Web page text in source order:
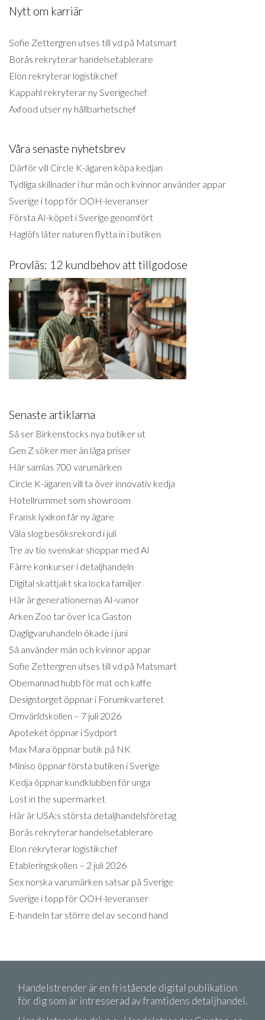
Nytt om karriär
Sofie Zettergren utses till vd på Matsmart
Borås rekryterar handelsetablerare
Elon rekryterar logistikchef
Kappahl rekryterar ny Sverigechef
Axfood utser ny hållbarhetschef
Våra senaste nyhetsbrev
Därför vill Circle K-ägaren köpa kedjan
Tydliga skillnader i hur män och kvinnor använder appar
Sverige i topp för OOH-leveranser
Första AI-köpet i Sverige genomfört
Haglöfs låter naturen flytta in i butiken
Provläs: 12 kundbehov att tillgodose
Senaste artiklarna
Så ser Birkenstocks nya butiker ut
Gen Z söker mer än låga priser
Här samlas 700 varumärken
Circle K-ägaren vill ta över innovativ kedja
Hotellrummet som showroom
Fransk lyxikon får ny ägare
Väla slog besöksrekord i juli
Tre av tio svenskar shoppar med AI
Färre konkurser i detaljhandeln
Digital skattjakt ska locka familjer
Här är generationernas AI-vanor
Arken Zoo tar över Ica Gaston
Dagligvaruhandeln ökade i juni
Så använder män och kvinnor appar
Sofie Zettergren utses till vd på Matsmart
Obemannad hubb för mat och kaffe
Designtorget öppnar i Forumkvarteret
Omvärldskollen – 7 juli 2026
Apoteket öppnar i Sydport
Max Mara öppnar butik på NK
Miniso öppnar första butiken i Sverige
Kedja öppnar kundklubben för unga
Lost in the supermarket
Här är USA:s största detaljhandelsföretag
Borås rekryterar handelsetablerare
Elon rekryterar logistikchef
Etableringskollen – 2 juli 2026
Sex norska varumärken satsar på Sverige
Sverige i topp för OOH-leveranser
E-handeln tar större del av second hand
Handelstrender är en fristående digital publikation
för dig som är intresserad av framtidens detaljhandel.